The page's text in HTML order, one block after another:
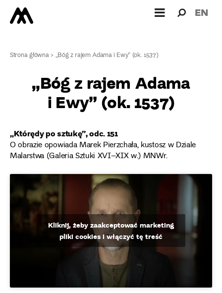
dla: EN
Strona główna>„Bóg z rajem Adama i Ewy” (ok. 1537)
„Bóg z rajem Adama
i Ewy” (ok. 1537)
„Którędy po sztukę”, odc. 151
O obrazie opowiada Marek Pierzchała, kustosz w Dziale
Malarstwa (Galeria Sztuki XVI–XIX w.) MNWr.
Kliknij, żeby zaakceptować marketing
pliki cookies i włączyć tę treść